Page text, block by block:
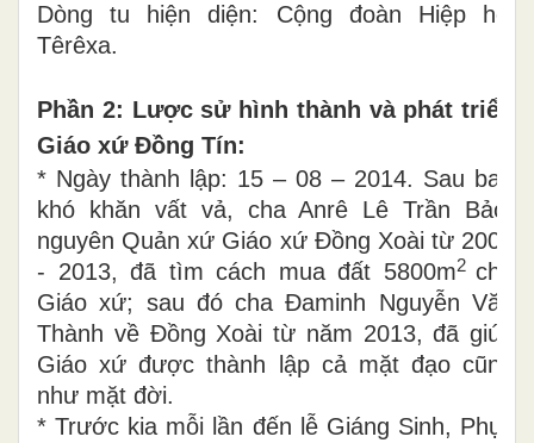
Dòng tu hiện diện: Cộng đoàn Hiệp hội
Têrêxa.
Phần 2: Lược sử hình thành và phát triển
Giáo xứ Đồng Tín:
* Ngày thành lập: 15 – 08 – 2014. Sau bao
khó khăn vất vả, cha Anrê Lê Trần Bảo,
nguyên Quản xứ Giáo xứ Đồng Xoài từ 2000
- 2013, đã tìm cách mua đất 5800m2 cho
Giáo xứ; sau đó cha Đaminh Nguyễn Văn
Thành về Đồng Xoài từ năm 2013, đã giúp
Giáo xứ được thành lập cả mặt đạo cũng
như mặt đời.
* Trước kia mỗi lần đến lễ Giáng Sinh, Phục